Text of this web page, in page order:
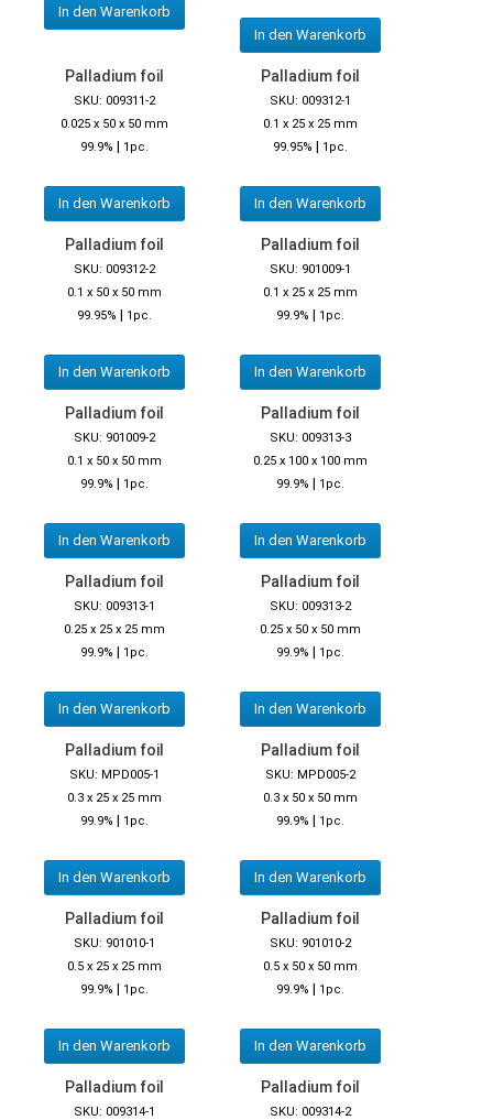
In den Warenkorb
In den Warenkorb
Palladium foil
SKU: 009311-2
0.025 x 50 x 50 mm
99.9% | 1pc.
In den Warenkorb
Palladium foil
SKU: 009312-1
0.1 x 25 x 25 mm
99.95% | 1pc.
In den Warenkorb
Palladium foil
SKU: 009312-2
0.1 x 50 x 50 mm
99.95% | 1pc.
In den Warenkorb
Palladium foil
SKU: 901009-1
0.1 x 25 x 25 mm
99.9% | 1pc.
In den Warenkorb
Palladium foil
SKU: 901009-2
0.1 x 50 x 50 mm
99.9% | 1pc.
In den Warenkorb
Palladium foil
SKU: 009313-3
0.25 x 100 x 100 mm
99.9% | 1pc.
In den Warenkorb
Palladium foil
SKU: 009313-1
0.25 x 25 x 25 mm
99.9% | 1pc.
In den Warenkorb
Palladium foil
SKU: 009313-2
0.25 x 50 x 50 mm
99.9% | 1pc.
In den Warenkorb
Palladium foil
SKU: MPD005-1
0.3 x 25 x 25 mm
99.9% | 1pc.
In den Warenkorb
Palladium foil
SKU: MPD005-2
0.3 x 50 x 50 mm
99.9% | 1pc.
In den Warenkorb
Palladium foil
SKU: 901010-1
0.5 x 25 x 25 mm
99.9% | 1pc.
In den Warenkorb
Palladium foil
SKU: 901010-2
0.5 x 50 x 50 mm
99.9% | 1pc.
In den Warenkorb
Palladium foil
SKU: 009314-1
Palladium foil
SKU: 009314-2